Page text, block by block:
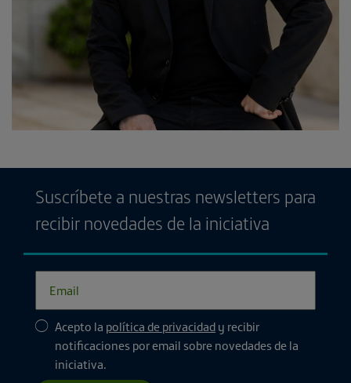
Suscríbete a nuestras newsletters para
recibir novedades de la iniciativa
Acepto la política de privacidad y recibir
notificaciones por email sobre novedades de la
iniciativa.